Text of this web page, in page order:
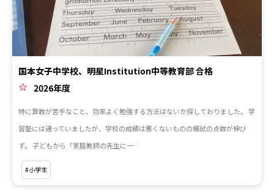
国本女子中学校、明星Institution中等教育部 合格
2026年度
特に算数が苦手なこと、効率よく勉強する方法はないか探しておりました。 学
習塾には通っていましたが、学校の成績は悪くないものの模試の点数が伸び
ず。 子どもから「家庭教師の先生に一…
#小学生